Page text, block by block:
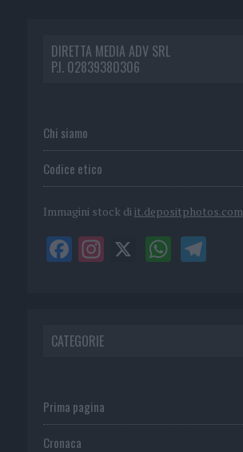
DIRETTA MEDIA ADV SRL
P.I. 02839380306
Chi siamo
Codice etico
Immagini stock di it.depositphotos.com
CATEGORIE
Prima pagina
Cronaca